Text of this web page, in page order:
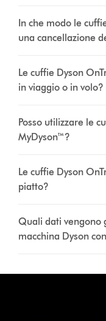
In che modo le
una cancellazione
Le cuffie Dyson
in viaggio o in volo?
Posso utilizzare le
MyDyson™?
Le cuffie Dyson
piatto?
Quali dati vengono
macchina Dyson